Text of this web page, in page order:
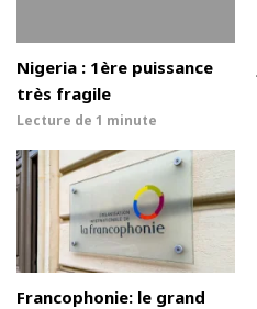
Nigeria : 1ère puissance
très fragile
Lecture de 1 minute
Francophonie: le grand